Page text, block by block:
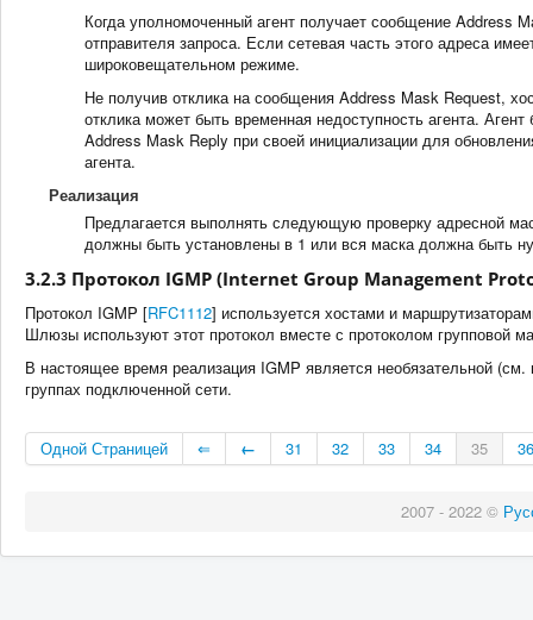
Когда уполномоченный агент получает сообщение Address
отправителя запроса. Если сетевая часть этого адреса
широковещательном режиме.
Не получив отклика на сообщения Address Mask Request,
отклика может быть временная недоступность агента.
Address Mask Reply при своей инициализации для
агента.
Реализация
Предлагается выполнять следующую проверку адресной
должны быть установлены в 1 или вся маска должна быть
3.2.3 Протокол IGMP (Internet Group Management
Протокол IGMP [RFC1112] используется хостами и
Шлюзы используют этот протокол вместе с протоколом групповой
В настоящее время реализация IGMP является необязательной
группах подключенной сети.
Одной Страницей ⇐ ← 31 32 33 34 35 36
2007 - 2022 ©